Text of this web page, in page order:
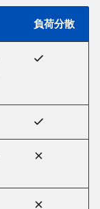
負荷分散